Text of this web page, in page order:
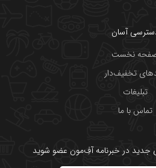
آسان
نخست
تخفیف‌دار
تبلیغات
تماس با ما
جدید در خبرنامه آفِ‌مون عضو شوید